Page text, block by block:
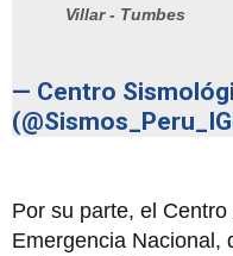
Villar - Tumbes
— Centro
Por su parte, el
Emergencia Nacional,